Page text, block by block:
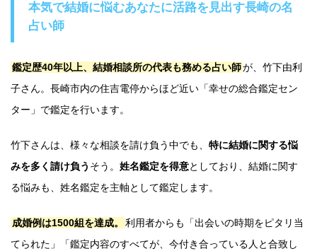
本気で結婚に悩むあなたに活路を見出す長崎の名
占い師
鑑定歴40年以上、結婚相談所の代表も務める占い師が、竹下由利
子さん。長崎市内の住吉電停からほど近い「幸せの総合鑑定セン
ター」で鑑定を行います。
竹下さんは、様々な相談を請け負う中でも、 特に結婚に関する悩
みを多く請け負う そう。 姓名鑑定を得意としており、結婚に関す
る悩みも、姓名鑑定を主軸として鑑定します。
成婚例は1500組を達成。
利用者からも「出会いの時期をピタリ当
てられた」「鑑定内容のすべてが、今付き合っている人と合致し